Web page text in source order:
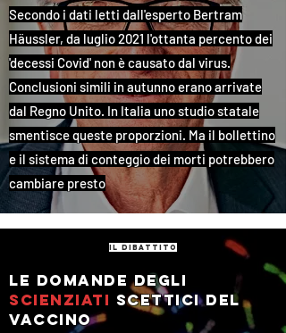
Secondo i dati letti dall'esperto Bertram
Häussler, da luglio 2021 l'ottanta percento dei
'decessi Covid' non è causato dal virus.
Conclusioni simili in autunno erano arrivate
dal Regno Unito. In Italia uno studio statale
smentisce queste proporzioni. Ma il bollettino
e il sistema di conteggio dei morti potrebbero
cambiare presto
il dibattito
le domande degli
scienziati scetticidel
vaccino